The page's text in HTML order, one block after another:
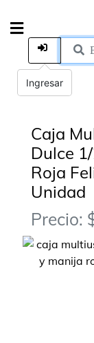
Caja
Dulce
Roja
Unidad
Precio:
Ingresar